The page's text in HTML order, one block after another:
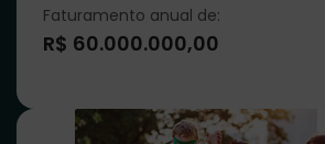
Faturamento anual de:
R$ 60.000.000,00